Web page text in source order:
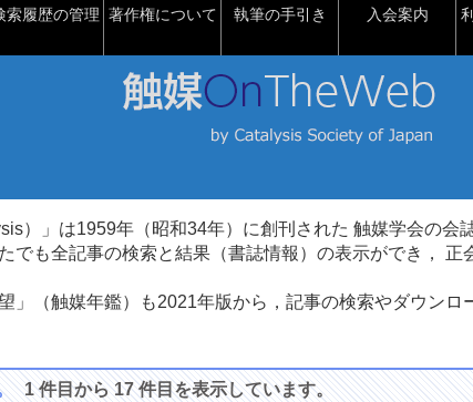
索履歴の管理 著作権について 執筆の手引き 入会案内
）」は1959年（昭和34年）に創刊された 触媒学会の会
でも全記事の検索と結果（書誌情報）の表示ができ，
」（触媒年鑑）も2021年版から，記事の検索やダウンロ
1 件目から 17 件目を表示しています。